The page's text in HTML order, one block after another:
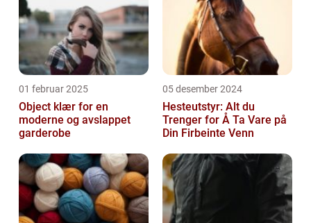
01 februar 2025
Object klær for en
moderne og avslappet
garderobe
05 desember 2024
Hesteutstyr: Alt du
Trenger for Å Ta Vare på
Din Firbeinte Venn